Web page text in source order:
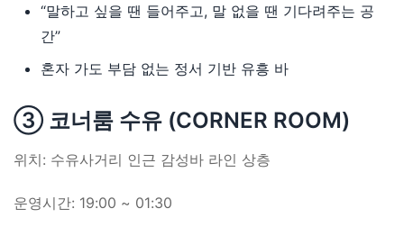
“말하고 싶을 땐 들어주고, 말 없을 땐 기다려주는 공
간”
혼자 가도 부담 없는 정서 기반 유흥 바
③ 코너룸 수유 (CORNER ROOM)
위치: 수유사거리 인근 감성바 라인 상층
운영시간: 19:00 ~ 01:30